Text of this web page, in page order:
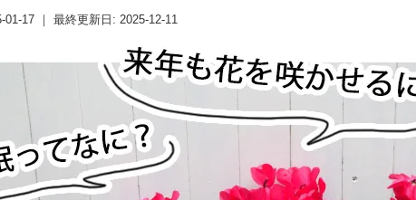
01-17 ｜ 最終更新日: 2025-12-11